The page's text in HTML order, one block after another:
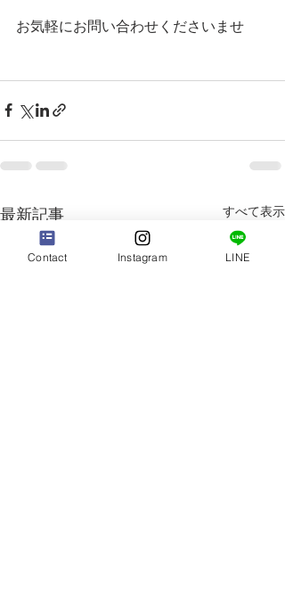
お気軽にお問い合わせくださいませ
最新記事 すべて表示
Contact Instagram LINE